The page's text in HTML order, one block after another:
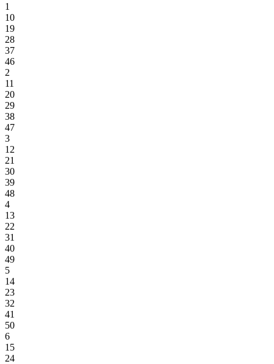
1
10
19
28
37
46
2
11
20
29
38
47
3
12
21
30
39
48
4
13
22
31
40
49
5
14
23
32
41
50
6
15
24